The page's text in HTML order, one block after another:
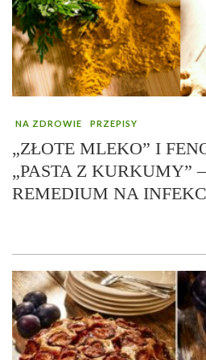
NA ZDROWIE PRZEPISY
„ZŁOTE MLEKO” I
„PASTA Z KURKUMY”
REMEDIUM NA